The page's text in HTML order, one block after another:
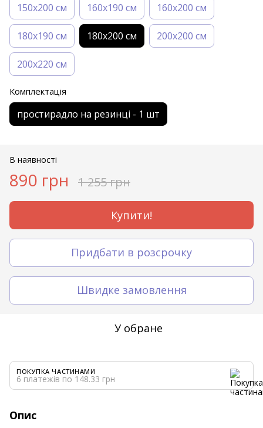
150х200 см 160х190 см 160х200 см
180х190 см 180х200 см 200х200 см
200х220 см
Комплектація
простирадло на резинці - 1 шт
В наявності
890 грн 1 255 грн
Купити!
Придбати в розсрочку
Швидке замовлення
У обране
ПОКУПКА ЧАСТИНАМИ
6 платежів по 148.33 грн
Опис